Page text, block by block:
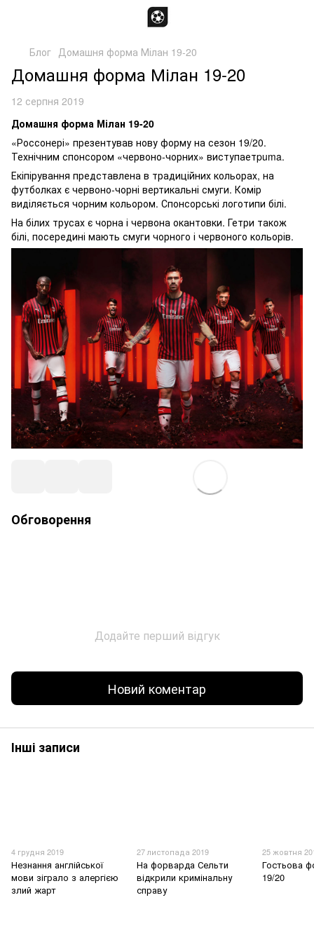
Блог Домашня форма Мілан 19-20
Домашня форма Мілан 19-20
12 серпня 2019
Домашня форма Мілан 19-20
«Россонері» презентував нову форму на сезон 19/20.
Технічним спонсором «червоно-чорних» виступаетpuma.
Екіпірування представлена в традиційних кольорах, на
футболках є червоно-чорні вертикальні смуги. Комір
виділяється чорним кольором. Спонсорські логотипи білі.
На білих трусах є чорна і червона окантовки. Гетри також
білі, посередині мають смуги чорного і червоного кольорів.
Обговорення
Додайте перший відгук
Новий коментар
Інші записи
4 грудня 2019
Незнання англійської
мови зіграло з алергією
злий жарт
27 листопада 2019
На форварда Сельти
відкрили кримінальну
справу
25 жовтня
Гостьова
19/20